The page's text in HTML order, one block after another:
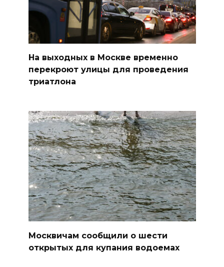
На выходных в Москве временно
перекроют улицы для проведения
триатлона
Москвичам сообщили о шести
открытых для купания водоемах